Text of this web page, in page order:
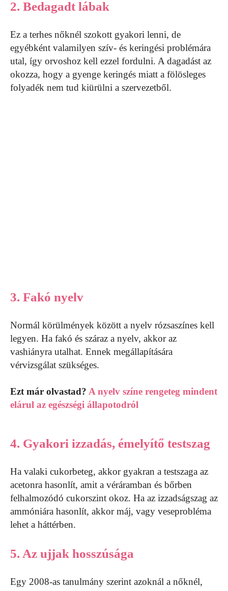
2. Bedagadt lábak
Ez a terhes nőknél szokott gyakori lenni, de
egyébként valamilyen szív- és keringési problémára
utal, így orvoshoz kell ezzel fordulni. A dagadást az
okozza, hogy a gyenge keringés miatt a fölösleges
folyadék nem tud kiürülni a szervezetből.
3. Fakó nyelv
Normál körülmények között a nyelv rózsaszínes kell
legyen. Ha fakó és száraz a nyelv, akkor az
vashiányra utalhat. Ennek megállapítására
vérvizsgálat szükséges.
Ezt már olvastad? A nyelv színe rengeteg mindent
elárul az egészségi állapotodról
4. Gyakori izzadás, émelyítő testszag
Ha valaki cukorbeteg, akkor gyakran a testszaga az
acetonra hasonlít, amit a véráramban és bőrben
felhalmozódó cukorszint okoz. Ha az izzadságszag az
ammóniára hasonlít, akkor máj, vagy veseprobléma
lehet a háttérben.
5. Az ujjak hosszúsága
Egy 2008-as tanulmány szerint azoknál a nőknél,